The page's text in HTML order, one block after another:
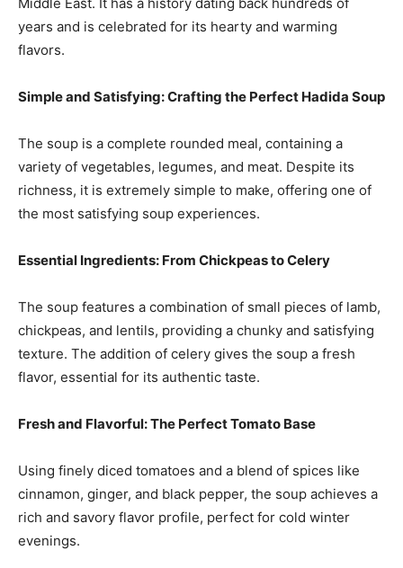
years and is celebrated for its hearty and warming
flavors.
Simple and Satisfying: Crafting the Perfect Hadida Soup
The soup is a complete rounded meal, containing a
variety of vegetables, legumes, and meat. Despite its
richness, it is extremely simple to make, offering one of
the most satisfying soup experiences.
Essential Ingredients: From Chickpeas to Celery
The soup features a combination of small pieces of lamb,
chickpeas, and lentils, providing a chunky and satisfying
texture. The addition of celery gives the soup a fresh
flavor, essential for its authentic taste.
Fresh and Flavorful: The Perfect Tomato Base
Using finely diced tomatoes and a blend of spices like
cinnamon, ginger, and black pepper, the soup achieves a
rich and savory flavor profile, perfect for cold winter
evenings.